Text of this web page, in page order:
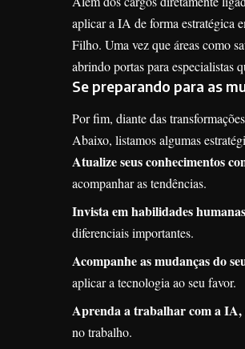
aplicar a IA de forma estratégica
Filho. Uma vez que áreas como
abrindo portas para especialistas
Se preparando para as
Por fim, diante das
Abaixo, listamos algumas
Atualize seus conhecimentos
acompanhar as tendências.
Invista em habilidades
diferenciais importantes.
Acompanhe as mudanças do
aplicar a tecnologia ao seu favor.
Aprenda a trabalhar com a IA,
no trabalho.